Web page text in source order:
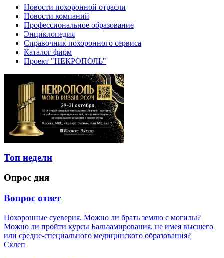
Новости похоронной отрасли
Новости компаний
Профессиональное образование
Энциклопедия
Справочник похоронного сервиса
Каталог фирм
Проект "НЕКРОПОЛЬ"
Топ недели
Опрос дня
Вопрос ответ
Похоронные суеверия. Можно ли брать землю с могилы?
Можно ли пройти курсы Бальзамирования, не имея высшего
или средне-специального медицинского образования?
Склеп